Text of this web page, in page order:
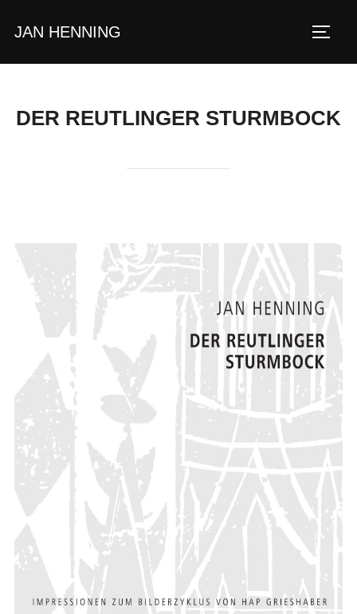
InhaltJAN HENNING
DER REUTLINGER STURMBOCK